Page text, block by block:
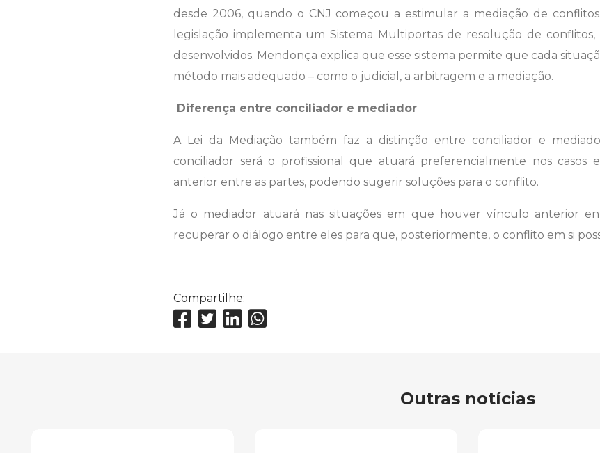
desde 2006, quando o CNJ começou a estimular a mediação de
legislação implementa um Sistema Multiportas de resolução de
desenvolvidos. Mendonça explica que esse sistema permite que cada
método mais adequado – como o judicial, a arbitragem e a mediação.
Diferença entre conciliador e mediador
A Lei da Mediação também faz a distinção entre conciliador e
conciliador será o profissional que atuará preferencialmente nos
anterior entre as partes, podendo sugerir soluções para o conflito.
Já o mediador atuará nas situações em que houver vínculo anterior
recuperar o diálogo entre eles para que, posteriormente, o conflito em si
Compartilhe:
Outras notícias